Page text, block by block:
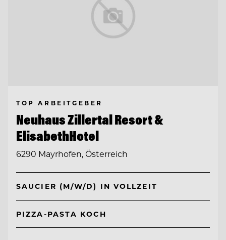
TOP ARBEITGEBER
Neuhaus Zillertal Resort &
ElisabethHotel
6290 Mayrhofen, Österreich
SAUCIER (M/W/D) IN VOLLZEIT
PIZZA-PASTA KOCH